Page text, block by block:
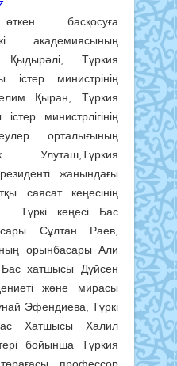
басқосуға
академиясының
Қыдырәлі, Түркия
істер министрінің
Қыран, Түркия
министрлігінің
орталығының
Улуташ,Түркия
жанындағы
саясат кеңесінің
Түркі кеңесі Бас
Сұлтан Раев,
орынбасары Али
хатшысы Дүйсен
және мирасы
Эфендиева, Түркі
Хатшысы Халил
бойынша Түркия